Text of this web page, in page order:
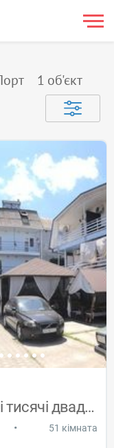
1 об'єкт
Авокадо Залізний порт дві тисячі двадцят
• 51 кімната